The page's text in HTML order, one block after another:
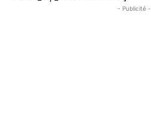
- Publicité -